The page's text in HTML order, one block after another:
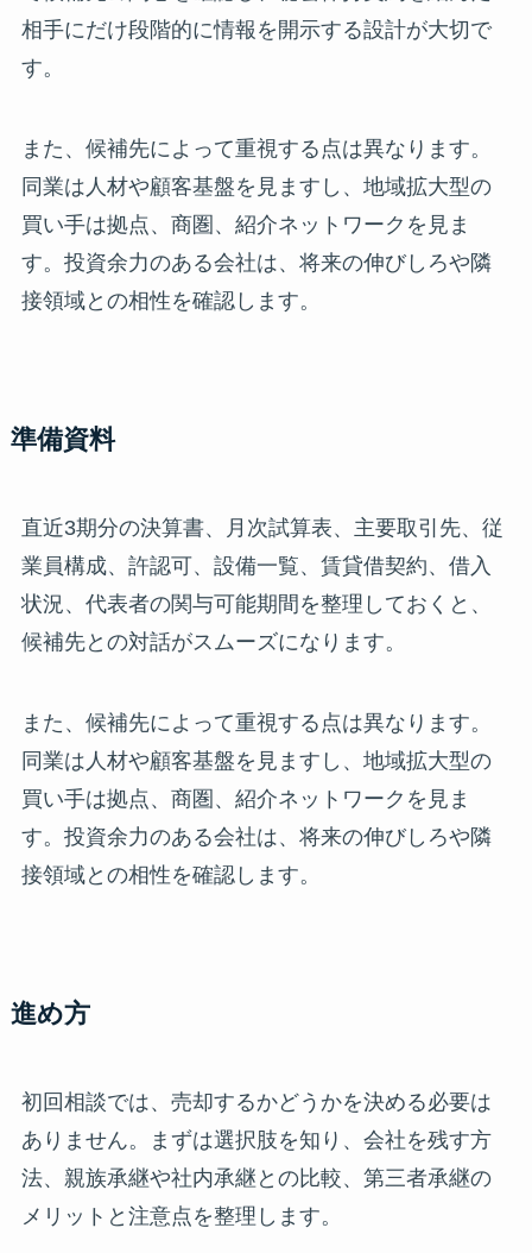
相手にだけ段階的に情報を開示する設計が大切で
す。
また、候補先によって重視する点は異なります。
同業は人材や顧客基盤を見ますし、地域拡大型の
買い手は拠点、商圏、紹介ネットワークを見ま
す。投資余力のある会社は、将来の伸びしろや隣
接領域との相性を確認します。
準備資料
直近3期分の決算書、月次試算表、主要取引先、従
業員構成、許認可、設備一覧、賃貸借契約、借入
状況、代表者の関与可能期間を整理しておくと、
候補先との対話がスムーズになります。
また、候補先によって重視する点は異なります。
同業は人材や顧客基盤を見ますし、地域拡大型の
買い手は拠点、商圏、紹介ネットワークを見ま
す。投資余力のある会社は、将来の伸びしろや隣
接領域との相性を確認します。
進め方
初回相談では、売却するかどうかを決める必要は
ありません。まずは選択肢を知り、会社を残す方
法、親族承継や社内承継との比較、第三者承継の
メリットと注意点を整理します。